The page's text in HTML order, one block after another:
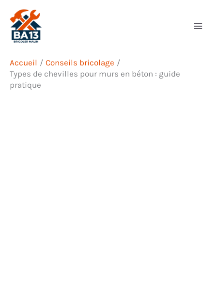
contenu
Accueil
Conseils bricolage
Types de chevilles pour murs en béton : guide
pratique
Rechercher